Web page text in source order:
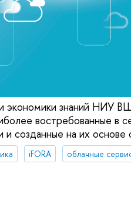
и экономики знаний НИУ
востребованные в
созданные на их основе
iFORA
облачные